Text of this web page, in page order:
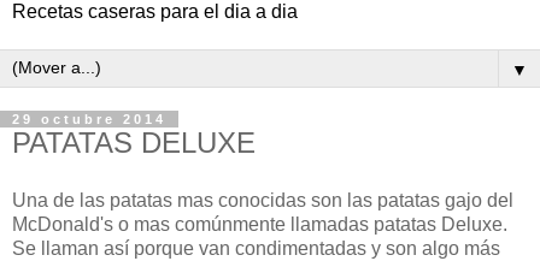
Recetas caseras para el dia a dia
▼
29 octubre 2014
PATATAS DELUXE
Una de las patatas mas conocidas son las patatas gajo del
McDonald's o mas comúnmente llamadas patatas Deluxe.
Se llaman así porque van condimentadas y son algo más